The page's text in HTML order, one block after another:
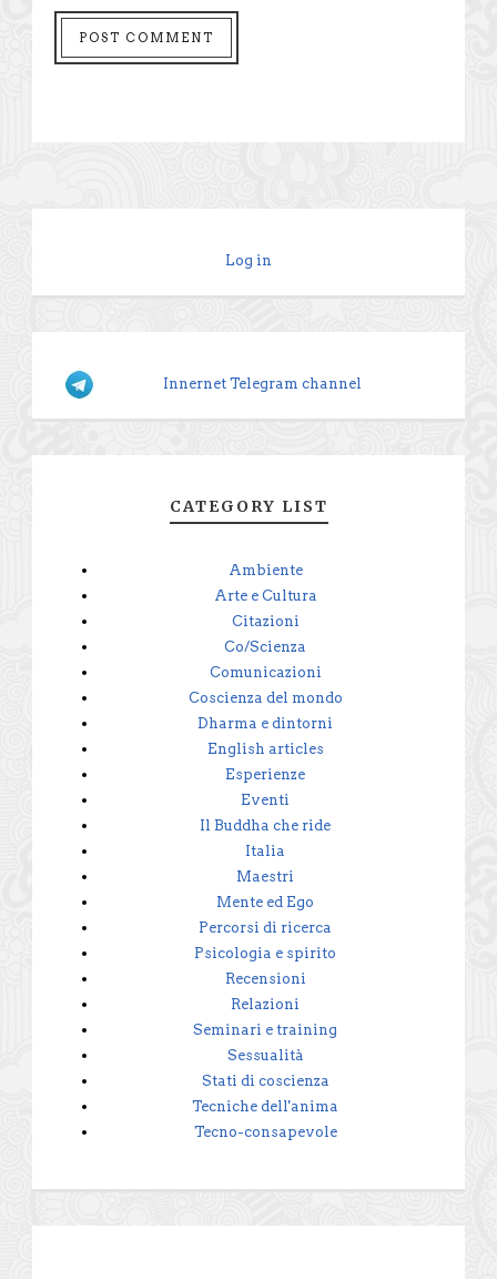
Log in
Innernet Telegram channel
CATEGORY LIST
Ambiente
Arte e Cultura
Citazioni
Co/Scienza
Comunicazioni
Coscienza del mondo
Dharma e dintorni
English articles
Esperienze
Eventi
Il Buddha che ride
Italia
Maestri
Mente ed Ego
Percorsi di ricerca
Psicologia e spirito
Recensioni
Relazioni
Seminari e training
Sessualità
Stati di coscienza
Tecniche dell'anima
Tecno-consapevole